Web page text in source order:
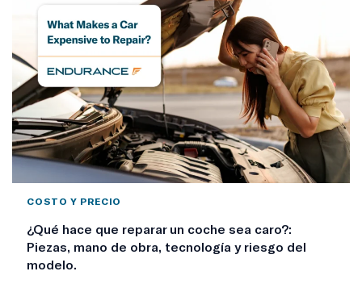
COSTO Y PRECIO
¿Qué hace que reparar un coche sea caro?:
Piezas, mano de obra, tecnología y riesgo del
modelo.